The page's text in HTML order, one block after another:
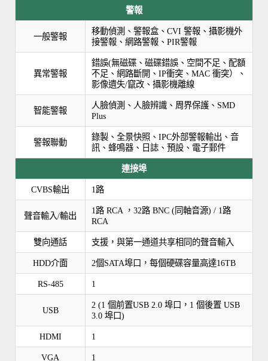
警報
一般警報
移動偵測、警報盒、CVI 警報、攝影機外
接警報、網路警報、PIR警報
異常警報
錯誤(無磁碟、磁碟錯誤、空間不足、配額
不足、網路斷開、IP衝突、MAC 衝突）、
影像遺失/竄改、攝影機離線
智能警報
人臉偵測、人臉辨識、周界保護、SMD
Plus
警報聯動
錄製、全景快照、IPC外部警報輸出、音
訊、蜂鳴器、日誌、預設、電子郵件
連接埠
CVBS輸出 1路
聲音輸入/輸出
1路 RCA ，32路 BNC (同軸音源) / 1路
RCA
雙向通話 支援，與第一通道共享相同的聲音輸入
HDD介面 2個SATA埠口，每個硬碟容量高達16TB
RS-485 1
USB
2 (1 個前置USB 2.0 埠口，1 個後置 USB
3.0 埠口)
HDMI 1
VGA 1